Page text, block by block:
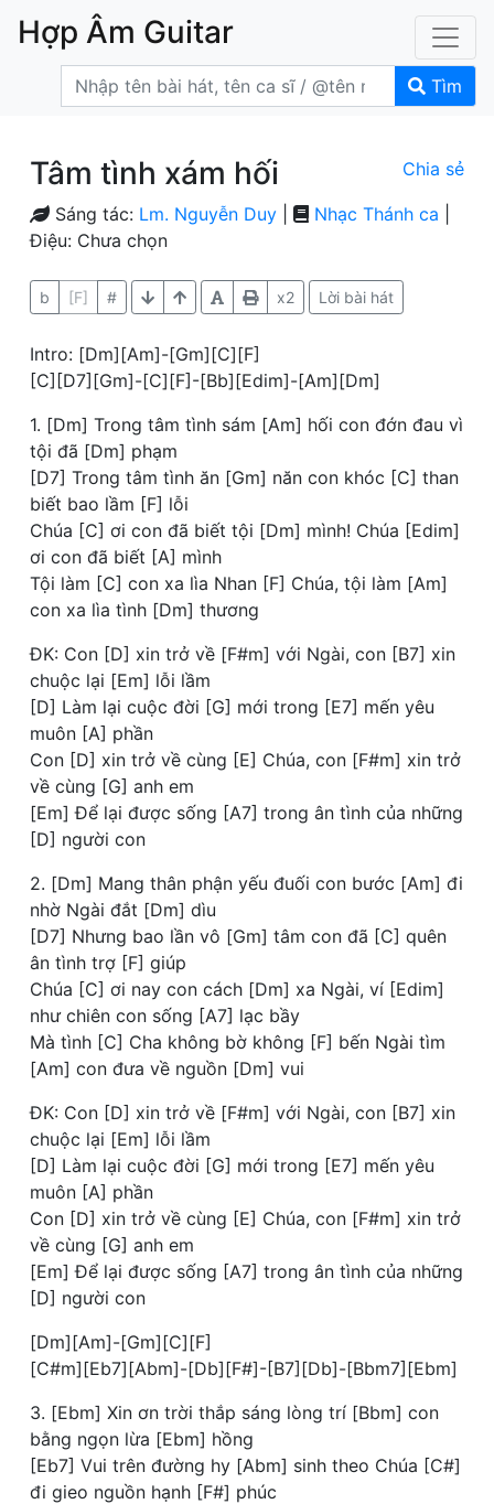
Hợp Âm Guitar
Tìm
Tâm tình xám hối Chia sẻ
Sáng tác: Lm. Nguyễn Duy Nhạc Thánh ca
Điệu: Chưa chọn
b [F] # x2 Lời bài hát
Intro: [Dm][Am]-[Gm][C][F]
[C][D7][Gm]-[C][F]-[Bb][Edim]-[Am][Dm]
1. [Dm] Trong tâm tình sám [Am] hối con đớn đau vì
tội đã [Dm] phạm
[D7] Trong tâm tình ăn [Gm] năn con khóc [C] than
biết bao lầm [F] lỗi
Chúa [C] ơi con đã biết tội [Dm] mình! Chúa [Edim]
ơi con đã biết [A] mình
Tội làm [C] con xa lìa Nhan [F] Chúa, tội làm [Am]
con xa lìa tình [Dm] thương
ĐK: Con [D] xin trở về [F#m] với Ngài, con [B7] xin
chuộc lại [Em] lỗi lầm
[D] Làm lại cuộc đời [G] mới trong [E7] mến yêu
muôn [A] phần
Con [D] xin trở về cùng [E] Chúa, con [F#m] xin trở
về cùng [G] anh em
[Em] Để lại được sống [A7] trong ân tình của những
[D] người con
2. [Dm] Mang thân phận yếu đuối con bước [Am] đi
nhờ Ngài đắt [Dm] dìu
[D7] Nhưng bao lần vô [Gm] tâm con đã [C] quên
ân tình trợ [F] giúp
Chúa [C] ơi nay con cách [Dm] xa Ngài, ví [Edim]
như chiên con sống [A7] lạc bầy
Mà tình [C] Cha không bờ không [F] bến Ngài tìm
[Am] con đưa về nguồn [Dm] vui
ĐK: Con [D] xin trở về [F#m] với Ngài, con [B7] xin
chuộc lại [Em] lỗi lầm
[D] Làm lại cuộc đời [G] mới trong [E7] mến yêu
muôn [A] phần
Con [D] xin trở về cùng [E] Chúa, con [F#m] xin trở
về cùng [G] anh em
[Em] Để lại được sống [A7] trong ân tình của những
[D] người con
[Dm][Am]-[Gm][C][F]
[C#m][Eb7][Abm]-[Db][F#]-[B7][Db]-[Bbm7][Ebm]
3. [Ebm] Xin ơn trời thắp sáng lòng trí [Bbm] con
bằng ngọn lừa [Ebm] hồng
[Eb7] Vui trên đường hy [Abm] sinh theo Chúa [C#]
đi gieo nguồn hạnh [F#] phúc